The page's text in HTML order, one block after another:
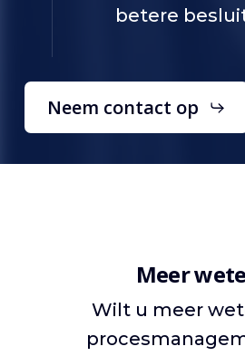
betere
Neem contact op
Meer
Wilt u meer